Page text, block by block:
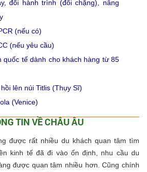
đổi hành trình (đổi chặng), nâng
(nếu có)
(nếu yêu cầu)
quốc tế dành cho khách hàng từ 85
lên núi Titlis (Thụy Sĩ)
(Venice)
TIN VỀ CHÂU ÂU
được rất nhiều du khách quan tâm tìm
kinh tế đã đi vào ổn định, nhu cầu du
được quan tâm nhiều hơn. Cũng chính